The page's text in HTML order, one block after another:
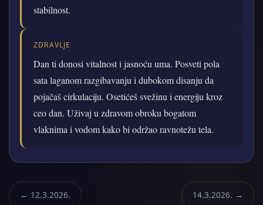
stabilnost.
ZDRAVLJE
Dan ti donosi vitalnost i jasnoću uma. Posveti pola
sata laganom razgibavanju i dubokom disanju da
pojačaš cirkulaciju. Osetićeš svežinu i energiju kroz
ceo dan. Uživaj u zdravom obroku bogatom
vlaknima i vodom kako bi održao ravnotežu tela.
← 12.3.2026. 14.3.2026. →